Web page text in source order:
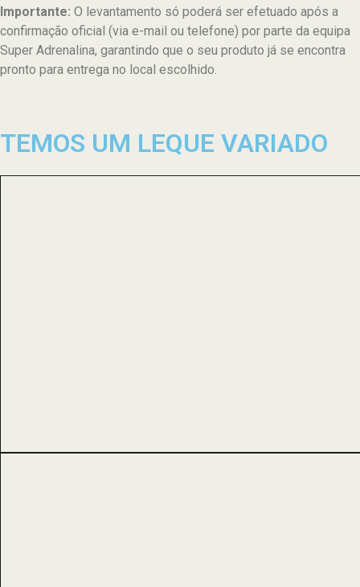
Importante: O levantamento só poderá ser efetuado após a
confirmação oficial (via e-mail ou telefone) por parte da equipa
Super Adrenalina, garantindo que o seu produto já se encontra
pronto para entrega no local escolhido.
TEMOS UM LEQUE VARIADO